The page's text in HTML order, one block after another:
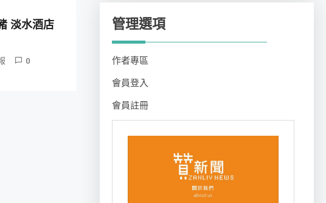
淡水酒店
0
管理選項
作者專區
會員登入
會員註冊